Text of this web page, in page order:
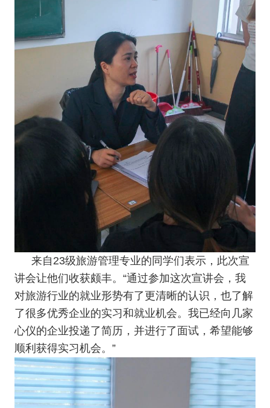
来自23级旅游管理专业的同学们表示，此次宣
讲会让他们收获颇丰。“通过参加这次宣讲会，我
对旅游行业的就业形势有了更清晰的认识，也了解
了很多优秀企业的实习和就业机会。我已经向几家
心仪的企业投递了简历，并进行了面试，希望能够
顺利获得实习机会。”